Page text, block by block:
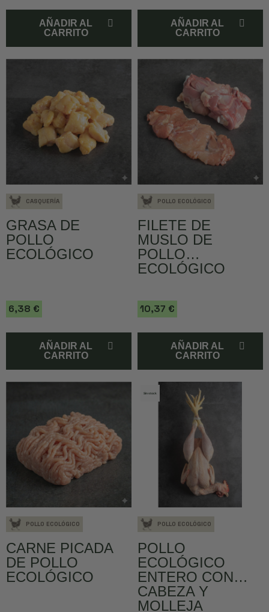
AÑADIR AL
CARRITO
AÑADIR AL
CARRITO
CASQUERÍA
GRASA DE
POLLO
ECOLÓGICO
6,38 €
AÑADIR AL
CARRITO
POLLO ECOLÓGICO
FILETE DE
MUSLO DE
POLLO
ECOLÓGICO
10,37 €
AÑADIR AL
CARRITO
POLLO ECOLÓGICO
CARNE PICADA
DE POLLO
ECOLÓGICO
Sin stock
POLLO ECOLÓGICO
POLLO
ECOLÓGICO
ENTERO CON
CABEZA Y
MOLLEJA